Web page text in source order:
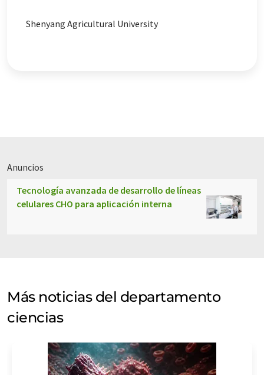
Shenyang Agricultural University
Anuncios
Tecnología avanzada de desarrollo de líneas
celulares CHO para aplicación interna
Más noticias del departamento
ciencias